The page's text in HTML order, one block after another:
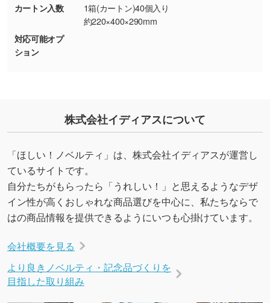
能です。→
詳しく見る
・デザインにQRコードを入れたい／QRコード
を生成してほしい
カートン入数
1箱(カートン)40個入り
約220×400×290mm
対応可能オプ
ション
株式会社イディアスについて
「ほしい！ノベルティ」は、株式会社イディアスが運営し
ているサイトです。
自分たちがもらったら「うれしい！」と思えるようなデザ
イン性が高くおしゃれな商品選びを中心に、私たちならで
はの商品情報を提供できるようにいつも心掛けています。
会社概要を見る
より良きノベルティ・記念品づくりを
目指した取り組み